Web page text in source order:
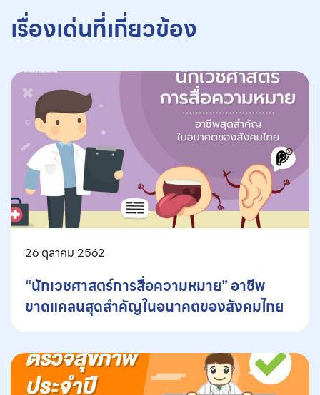
เรื่องเด่นที่เกี่ยวข้อง
26 ตุลาคม 2562
“นักเวชศาสตร์การสื่อความหมาย” อาชีพ
ขาดแคลนสุดสำคัญในอนาคตของสังคมไทย